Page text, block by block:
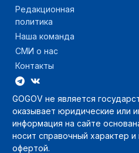
Редакционная
политика
Наша команда
СМИ о нас
Контакты
GOGOV не является
оказывает юридические или
информация на сайте
носит справочный характер
офертой.